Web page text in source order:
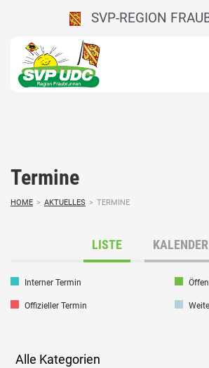
SVP-REGION
Termine
HOME > AKTUELLES > TERMINE
LISTE KALENDER
Interner Termin
Offizieller Termin